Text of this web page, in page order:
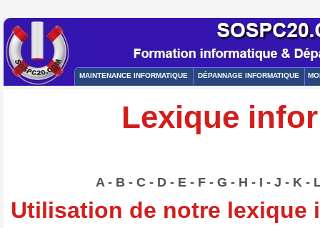
MAINTENANCE INFORMATIQUE DÉPANNAGE INFORMATIQUE
Lexique
A- B -C - D - E - F -G - H - I -J - K -
Utilisation de notre lexique